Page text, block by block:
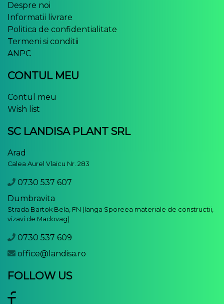
Despre noi
Informatii livrare
Politica de confidentialitate
Termeni si conditii
ANPC
CONTUL MEU
Contul meu
Wish list
SC LANDISA PLANT SRL
Arad
Calea Aurel Vlaicu Nr. 283
0730 537 607
Dumbravita
Strada Bartok Bela, FN (langa Sporeea materiale de constructii,
vizavi de Madovag)
0730 537 609
office@landisa.ro
FOLLOW US